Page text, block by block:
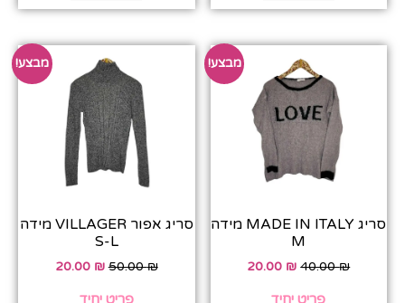
מבצע!
סריג MADE IN ITALY מידה
M
40.00₪
20.00 ₪
פריט יחיד
מבצע!
סריג אפור VILLAGER מידה
S-L
50.00₪
20.00 ₪
פריט יחיד